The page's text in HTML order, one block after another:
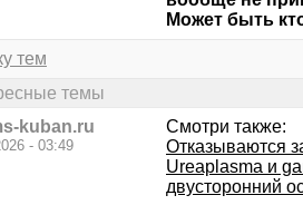
Может быть
тем
темы
kuban.ru
- 03:49
Смотри также:
Отказываются
Ureaplasma и
двусторонний